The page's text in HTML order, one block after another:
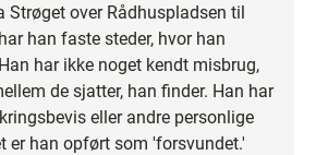
Strøget over Rådhuspladsen til
han faste steder, hvor han
har ikke noget kendt misbrug,
de sjatter, han finder. Han har
eller andre personlige
er han opført som 'forsvundet.'